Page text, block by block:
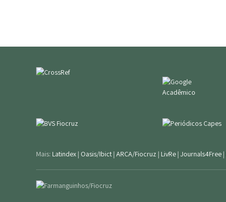
Mais: Latindex | Oasis/Ibict | ARCA/Fiocruz | LivRe | Journals4Free |